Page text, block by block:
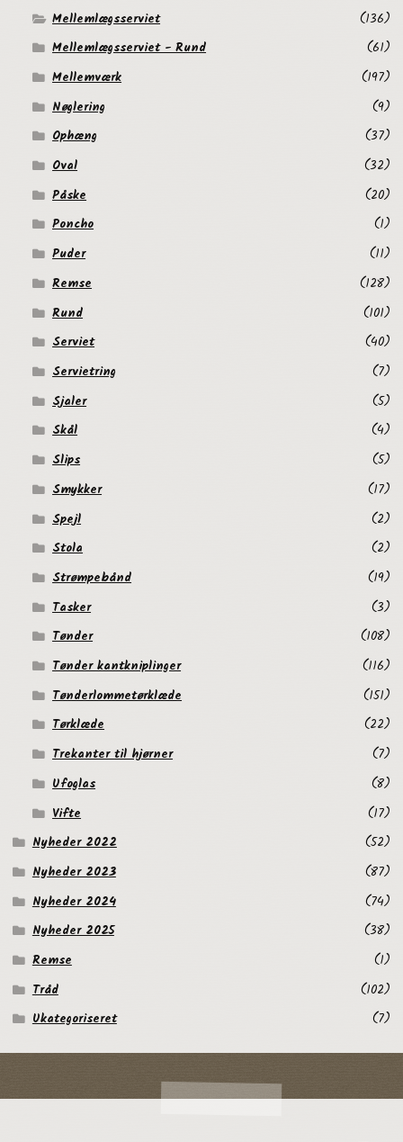
Mellemlægsserviet
(136)
Mellemlægsserviet - Rund
(61)
Mellemværk
(197)
Nøglering
(9)
Ophæng
(37)
Oval
(32)
Påske
(20)
Poncho
(1)
Puder
(11)
Remse
(128)
Rund
(101)
Serviet
(40)
Servietring
(7)
Sjaler
(5)
Skål
(4)
Slips
(5)
Smykker
(17)
Spejl
(2)
Stola
(2)
Strømpebånd
(19)
Tasker
(3)
Tønder
(108)
Tønder kantkniplinger
(116)
Tønderlommetørklæde
(151)
Tørklæde
(22)
Trekanter til hjørner
(7)
Ufoglas
(8)
Vifte
(17)
Nyheder 2022
(52)
Nyheder 2023
(87)
Nyheder 2024
(74)
Nyheder 2025
(38)
Remse
(1)
Tråd
(102)
Ukategoriseret
(7)